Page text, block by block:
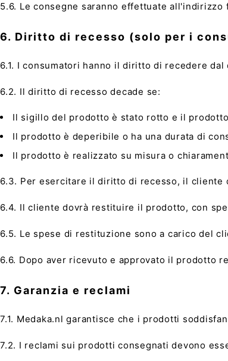
5.6. Le consegne saranno effettuate
6. Diritto di recesso (solo per i
6.1. I consumatori hanno il diritto di recedere
6.2. Il diritto di recesso decade se:
Il sigillo del prodotto è stato rotto e il
Il prodotto è deperibile o ha una durata di
Il prodotto è realizzato su misura o
6.3. Per esercitare il diritto di recesso, il cliente
6.4. Il cliente dovrà restituire il prodotto, con
6.5. Le spese di restituzione sono a carico del
6.6. Dopo aver ricevuto e approvato il prodotto
7. Garanzia e reclami
7.1. Medaka.nl garantisce che i prodotti
7.2. I reclami sui prodotti consegnati devono